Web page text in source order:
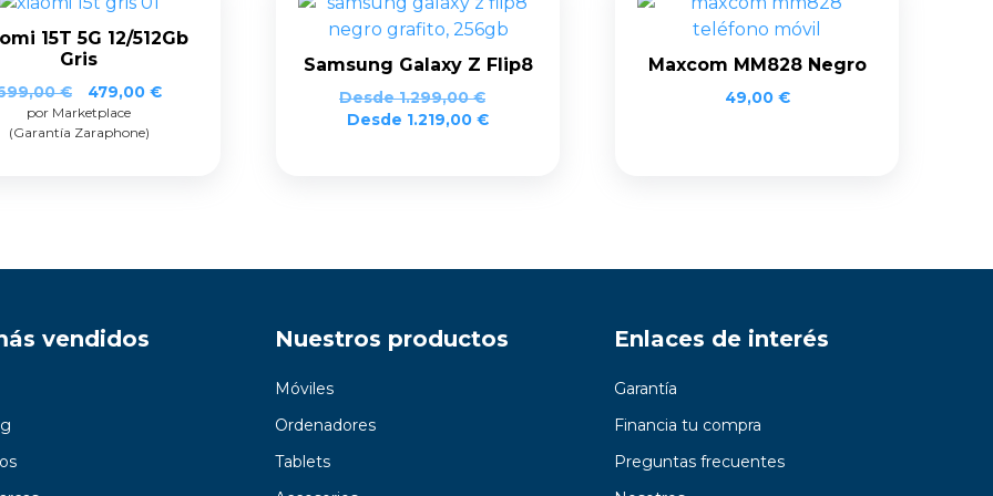
15T 5G 12/512Gb
Gris
€
El
precio
original
479,00 €El
por Marketplace
(Garantía Zaraphone)
Samsung Galaxy Z Flip8
Desde1.299,00€
Desde 1.219,00 €
Maxcom MM828 Negro
49,00 €
vendidos Nuestros productos
Móviles
Ordenadores
Tablets
Enlaces de interés
Garantía
Financia tu compra
Preguntas frecuentes